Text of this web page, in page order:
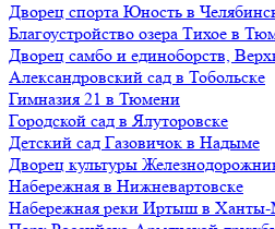
Дворец спорта Юность в
Благоустройство озера Тихое в
Дворец самбо и единоборств,
Александровский сад в Тобольске
Гимназия 21 в Тюмени
Городской сад в Ялуторовске
Детский сад Газовичок в Надыме
Дворец культуры
Набережная в Нижневартовске
Набережная реки Иртыш в Ханты-